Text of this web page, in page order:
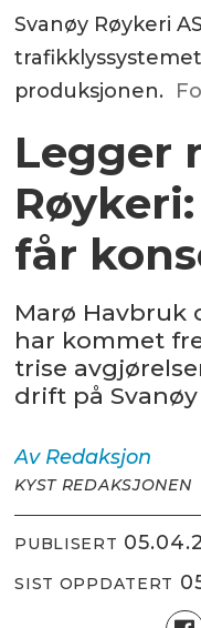
Svanøy Røykeri
produksjonen.
Legger
får
Marø Havbruk
har kommet
trise
drift på Svanøy
Av Redaksjon
KYST REDAKSJONEN
PUBLISERT
SIST OPPDATERT